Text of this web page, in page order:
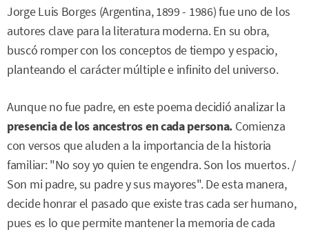
Jorge Luis Borges (Argentina, 1899 - 1986) fue uno de los
autores clave para la literatura moderna. En su obra,
buscó romper con los conceptos de tiempo y espacio,
planteando el carácter múltiple e infinito del universo.
Aunque no fue padre, en este poema decidió analizar la
presencia de los ancestros en cada persona. Comienza
con versos que aluden a la importancia de la historia
familiar: "No soy yo quien te engendra. Son los muertos. /
Son mi padre, su padre y sus mayores". De esta manera,
decide honrar el pasado que existe tras cada ser humano,
pues es lo que permite mantener la memoria de cada